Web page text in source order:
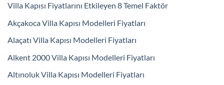
Villa Kapısı Fiyatlarını Etkileyen 8 Temel Faktör
Akçakoca Villa Kapısı Modelleri Fiyatları
Alaçatı Villa Kapısı Modelleri Fiyatları
Alkent 2000 Villa Kapısı Modelleri Fiyatları
Altınoluk Villa Kapısı Modelleri Fiyatları